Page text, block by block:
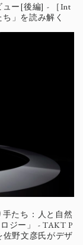
ュー[後編] - ［Int
」を読み解く
たち：人と自然
ジー」 - TAKT P
野文彦氏がデザ